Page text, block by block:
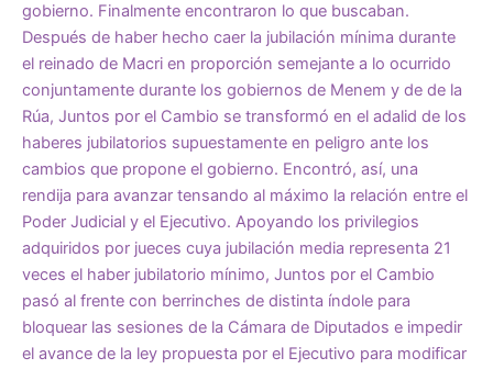
gobierno. Finalmente encontraron lo que buscaban.
Después de haber hecho caer la jubilación mínima durante
el reinado de Macri en proporción semejante a lo ocurrido
conjuntamente durante los gobiernos de Menem y de de la
Rúa, Juntos por el Cambio se transformó en el adalid de los
haberes jubilatorios supuestamente en peligro ante los
cambios que propone el gobierno. Encontró, así, una
rendija para avanzar tensando al máximo la relación entre el
Poder Judicial y el Ejecutivo. Apoyando los privilegios
adquiridos por jueces cuya jubilación media representa 21
veces el haber jubilatorio mínimo, Juntos por el Cambio
pasó al frente con berrinches de distinta índole para
bloquear las sesiones de la Cámara de Diputados e impedir
el avance de la ley propuesta por el Ejecutivo para modificar